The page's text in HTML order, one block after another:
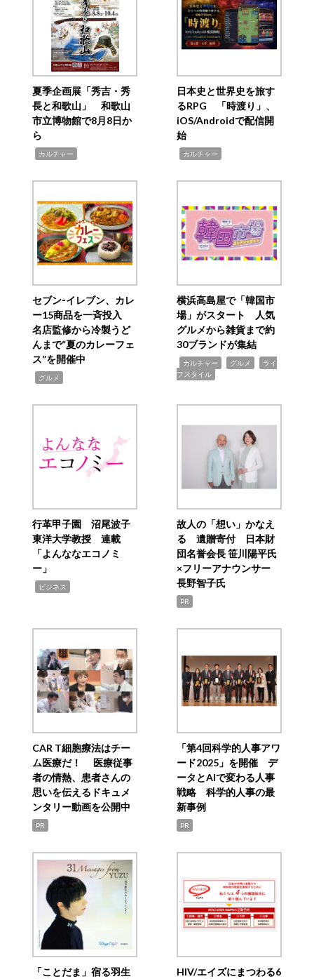
夏季企画展「秀吉・秀
長と和歌山」 和歌山
市立博物館で8月8日か
ら
カルチャー
日本史と世界史を旅す
るRPG 「時渡り」、
iOS/Androidで配信開
始
カルチャー
セブン‐イレブン、カレ
ー15商品を一斉投入
名店監修から冷製うど
んまで“夏のカレーフェ
ス”を開催中
グルメ
横浜高島屋で「韓国市
場」がスタート 人気
グルメから雑貨まで約
30ブランドが集結
カルチャー グルメ
ライ
フスタイル
行革甲子園 沼尾波子
東洋大学教授 連載
「よんななエコノミ
ー」
ビジネス
故人の「想い」かなえ
る 遺贈寄付 日本財
団名誉会長 笹川陽平氏
×フリーアナウンサー
長野智子氏
PR
CAR T細胞療法はチー
ム医療だ！ 医療従事
者の情熱、患者さんの
思いを伝えるドキュメ
ンタリー動画を公開中
PR
「第4回科学的人事アワ
ード2025」を開催 デ
ータとAIで変わる人事
戦略 科学的人事の最
新事例
PR
「ことだま」宿る羽生
HIV/エイズにまつわる6